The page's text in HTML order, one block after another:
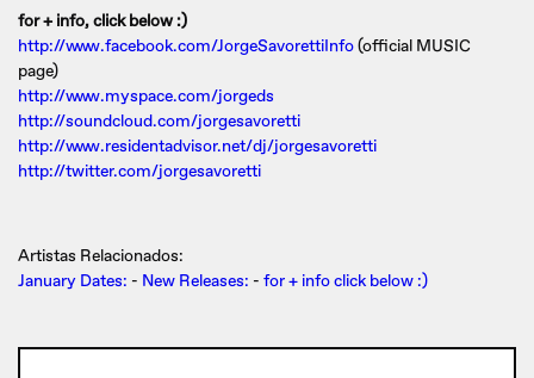
for + info, click below :)
http://www.facebook.com/JorgeSavorettiInfo(official MUSIC
page)
http://www.myspace.com/jorgeds
http://soundcloud.com/jorgesavoretti
http://www.residentadvisor.net/dj/jorgesavoretti
http://twitter.com/jorgesavoretti
Artistas Relacionados:
January Dates: - New Releases: - for + info click below :)